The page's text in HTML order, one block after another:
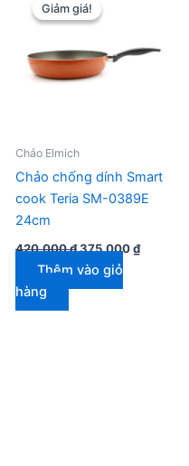
Giảm giá!
Giảm giá!
Chảo Elmich
Chảo chống dính Smart
cook Teria SM-0389E
24cm
420.000₫ Giá
là:
420.000 ₫.
375.000₫Giá
hiện
Thêm vào giỏ
hàng